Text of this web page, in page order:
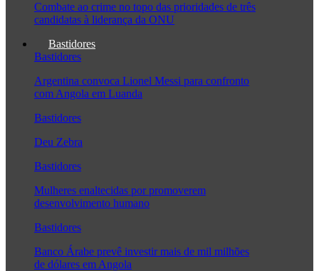
Combate ao crime no topo das prioridades de três
candidatas à liderança da ONU
Bastidores
Bastidores
Argentina convoca Lionel Messi para confronto
com Angola em Luanda
Bastidores
Deu Zebra
Bastidores
Mulheres enaltecidas por promoverem
desenvolvimento humano
Bastidores
Banco Árabe prevê investir mais de mil milhões
de dólares em Angola